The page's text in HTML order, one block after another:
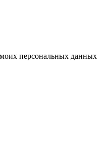
персональных данных